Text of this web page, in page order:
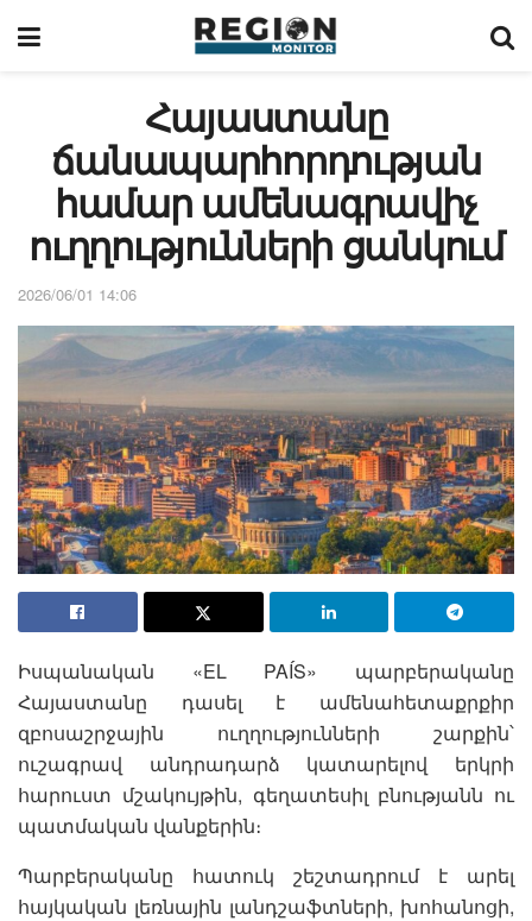
Հայաստանը
ճանապարհորդության
համար ամենագրավիչ
ուղղությունների ցանկում
2026/06/01 14:06
Իսպանական «EL PAÍS» պարբերականը
Հայաստանը դասել է ամենահետաքրքիր
զբոսաշրջային ուղղությունների շարքին՝
ուշագրավ անդրադարձ կատարելով երկրի
հարուստ մշակույթին, գեղատեսիլ բնությանն ու
պատմական վանքերին։
Պարբերականը հատուկ շեշտադրում է արել
հայկական լեռնային լանդշաֆտների, խոհանոցի,